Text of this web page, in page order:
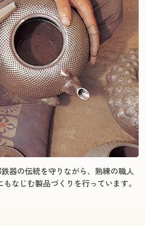
器の伝統を守りながら、熟練の職人
なじむ製品づくりを行っています。